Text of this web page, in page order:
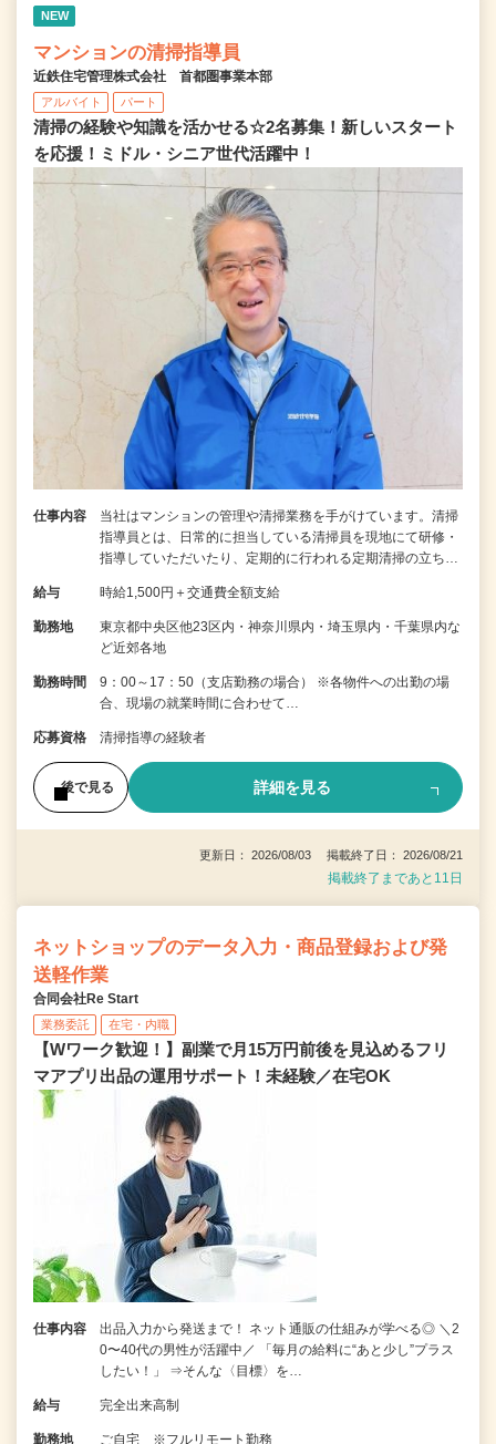
NEW
マンションの清掃指導員
近鉄住宅管理株式会社 首都圏事業本部
アルバイト パート
清掃の経験や知識を活かせる☆2名募集！新しいスタート
を応援！ミドル・シニア世代活躍中！
仕事内容
当社はマンションの管理や清掃業務を手がけています。清掃
指導員とは、日常的に担当している清掃員を現地にて研修・
指導していただいたり、定期的に行われる定期清掃の立ち…
給与 時給1,500円＋交通費全額支給
勤務地
東京都中央区他23区内・神奈川県内・埼玉県内・千葉県内な
ど近郊各地
勤務時間
9：00～17：50（支店勤務の場合） ※各物件への出勤の場
合、現場の就業時間に合わせて…
応募資格 清掃指導の経験者
後で見る 詳細を見る
更新日： 2026/08/03 掲載終了日： 2026/08/21
掲載終了まであと11日
ネットショップのデータ入力・商品登録および発
送軽作業
合同会社Re Start
業務委託 在宅・内職
【Wワーク歓迎！】副業で月15万円前後を見込めるフリ
マアプリ出品の運用サポート！未経験／在宅OK
仕事内容
出品入力から発送まで！ ネット通販の仕組みが学べる◎ ＼2
0〜40代の男性が活躍中／ 「毎月の給料に“あと少し”プラス
したい！」 ⇒そんな〈目標〉を…
給与 完全出来高制
勤務地 ご自宅 ※フルリモート勤務